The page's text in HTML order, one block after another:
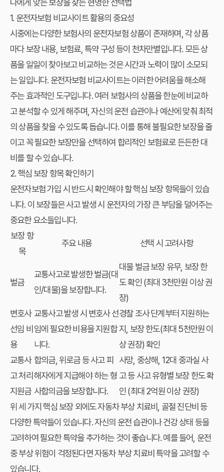
나에게 맞는 보장을 찾는 현명한 선택법
1. 운전자보험 비교사이트 활용의 중요성
시중에는 다양한 보험사의 운전자보험 상품이 존재하며, 각 상품
마다 보장 내용, 보험료, 특약 구성 등이 천차만별입니다. 모든 상
품을 일일이 찾아보고 비교하는 것은 시간과 노력이 많이 소모되
는 일입니다. 운전자보험 비교사이트는 이러한 어려움을 해소해
주는 효과적인 도구입니다. 여러 보험사의 상품을 한눈에 비교하
고 분석할 수 있게 해주며, 자신의 운전 습관이나 예산에 맞춰 최적
의 상품을 찾을 수 있도록 돕습니다. 이를 통해 불필요한 보장을 줄
이고 꼭 필요한 보장만을 선택하여 합리적인 보험료로 든든한 대
비를 할 수 있습니다.
2. 핵심 보장 항목 확인하기
운전자보험 가입 시 반드시 확인해야 할 핵심 보장 항목들이 있습
니다. 이 보장들은 사고 발생 시 운전자의 가장 큰 부담을 덜어주는
중요한 요소들입니다.
보장 항
목
주요 내용 선택 시 고려사항
벌금
교통사고로 발생한 벌금(대
인/대물)을 보장합니다.
대물 벌금 보장 유무, 보장 한
도 확인 (최대 3천만원 이상 권
장)
변호사
선임 비
용
교통사고 발생 시 변호사 선
임에 필요한 비용을 지원합
니다.
경찰 조사 단계부터 지원하는
지, 보장 한도(최대 5천만원 이
상 권장) 확인
교통사
고 처리
지원금
합의금, 위로금 등 사고 피
해자에게 지급해야 하는 형
사합의금을 보장합니다.
사망, 중상해, 12대 중과실 사
고 등 사고 유형별 보장 한도 확
인 (최대 2억원 이상 권장)
위 세 가지 핵심 보장 외에도 자동차 부상 치료비, 골절 진단비 등
다양한 특약들이 있습니다. 자신의 운전 습관이나 건강 상태 등을
고려하여 필요한 특약을 추가하는 것이 좋습니다. 예를 들어, 운전
중 부상 위험이 걱정된다면 자동차 부상 치료비 특약을 고려할 수
있습니다.